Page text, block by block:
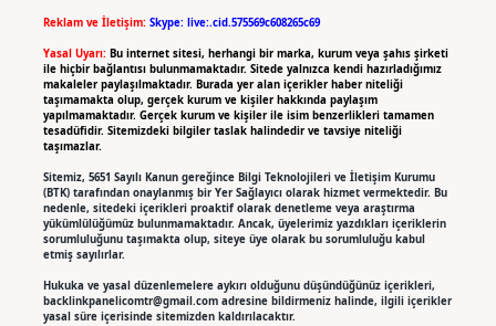
Reklam ve İletişim: Skype: live:.cid.575569c608265c69
Yasal Uyarı: Bu internet sitesi, herhangi bir marka, kurum veya şahıs şirketi
ile hiçbir bağlantısı bulunmamaktadır. Sitede yalnızca kendi hazırladığımız
makaleler paylaşılmaktadır. Burada yer alan içerikler haber niteliği
taşımamakta olup, gerçek kurum ve kişiler hakkında paylaşım
yapılmamaktadır. Gerçek kurum ve kişiler ile isim benzerlikleri tamamen
tesadüfidir. Sitemizdeki bilgiler taslak halindedir ve tavsiye niteliği
taşımazlar.
Sitemiz, 5651 Sayılı Kanun gereğince Bilgi Teknolojileri ve İletişim Kurumu
(BTK) tarafından onaylanmış bir Yer Sağlayıcı olarak hizmet vermektedir. Bu
nedenle, sitedeki içerikleri proaktif olarak denetleme veya araştırma
yükümlülüğümüz bulunmamaktadır. Ancak, üyelerimiz yazdıkları içeriklerin
sorumluluğunu taşımakta olup, siteye üye olarak bu sorumluluğu kabul
etmiş sayılırlar.
Hukuka ve yasal düzenlemelere aykırı olduğunu düşündüğünüz içerikleri,
backlinkpanelicomtr@gmail.comadresine bildirmeniz halinde, ilgili içerikler
yasal süre içerisinde sitemizden kaldırılacaktır.